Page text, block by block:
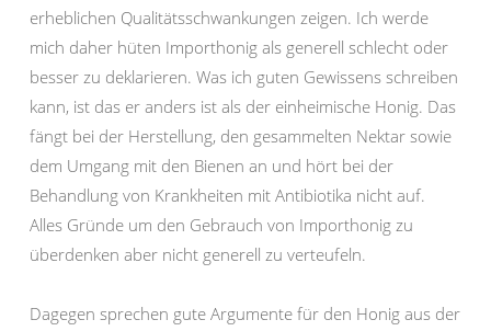
erheblichen Qualitätsschwankungen zeigen. Ich werde
mich daher hüten Importhonig als generell schlecht oder
besser zu deklarieren. Was ich guten Gewissens schreiben
kann, ist das er anders ist als der einheimische Honig. Das
fängt bei der Herstellung, den gesammelten Nektar sowie
dem Umgang mit den Bienen an und hört bei der
Behandlung von Krankheiten mit Antibiotika nicht auf.
Alles Gründe um den Gebrauch von Importhonig zu
überdenken aber nicht generell zu verteufeln.
Dagegen sprechen gute Argumente für den Honig aus der